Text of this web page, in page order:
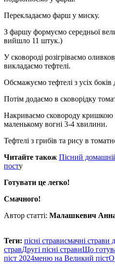
Перекладаємо фарш у миску.
З фаршу формуємо середньої
вийшло 11 штук.)
У сковороді розігріваємо
викладаємо тефтелі.
Обсмажуємо тефтелі з усіх боків
Потім додаємо в сковорідку
Накриваємо сковороду кришкою
маленькому вогні 3-4 хвилини.
Тефтелі з грибів та рису в
Читайте також Пісний
посту
Готувати це легко!
Смачного!
Автор статті: Малашкевич
Теги: пісні стрависмачні страви
стравДругі пісні стравиЩо
піст 2024меню на Великий піст